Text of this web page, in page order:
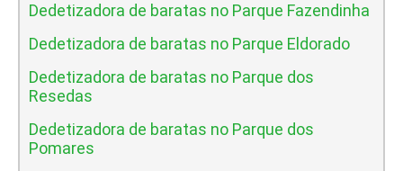
Dedetizadora de baratas no Parque Fazendinha
Dedetizadora de baratas no Parque Eldorado
Dedetizadora de baratas no Parque dos
Resedas
Dedetizadora de baratas no Parque dos
Pomares